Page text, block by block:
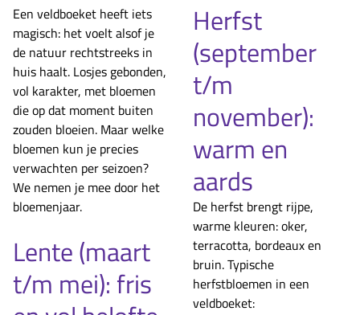
Een veldboeket heeft iets
magisch: het voelt alsof je
de natuur rechtstreeks in
huis haalt. Losjes gebonden,
vol karakter, met bloemen
die op dat moment buiten
zouden bloeien. Maar welke
bloemen kun je precies
verwachten per seizoen?
We nemen je mee door het
bloemenjaar.
Lente (maart
t/m mei): fris
Herfst
(september
t/m
november):
warm en
aards
De herfst brengt rijpe,
warme kleuren: oker,
terracotta, bordeaux en
bruin. Typische
herfstbloemen in een
veldboeket: